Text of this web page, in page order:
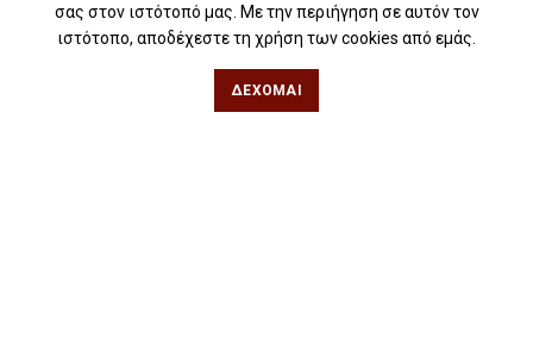
Για δημοσιογράφους
σας στον ιστότοπό μας. Με την περιήγηση σε αυτόν τον
ιστότοπο, αποδέχεστε τη χρήση των cookies από εμάς.
ΔΈΧΟΜΑΙ